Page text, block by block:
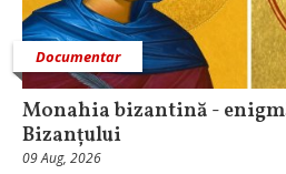
Documentar
Monahia bizantină -
Bizanțului
09 Aug, 2026